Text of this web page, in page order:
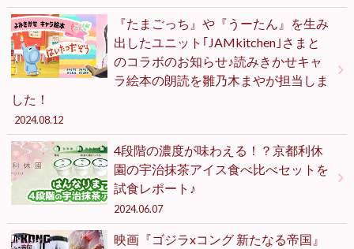
『たまごっち』や『うーたん』を生み
出したユニット｢JAMkitchen｣さまと
のコラボのお知らせ♪読みきかせキャ
ラ絵本の朗読を雛乃木まやが担当しま
した！
2024.08.12
4段階の濃度が味わえる！？京都利休
園の宇治抹茶アイス食べ比べセットを
試食レポート♪
2024.06.07
映画『ゴジラxコング 新たなる帝国』